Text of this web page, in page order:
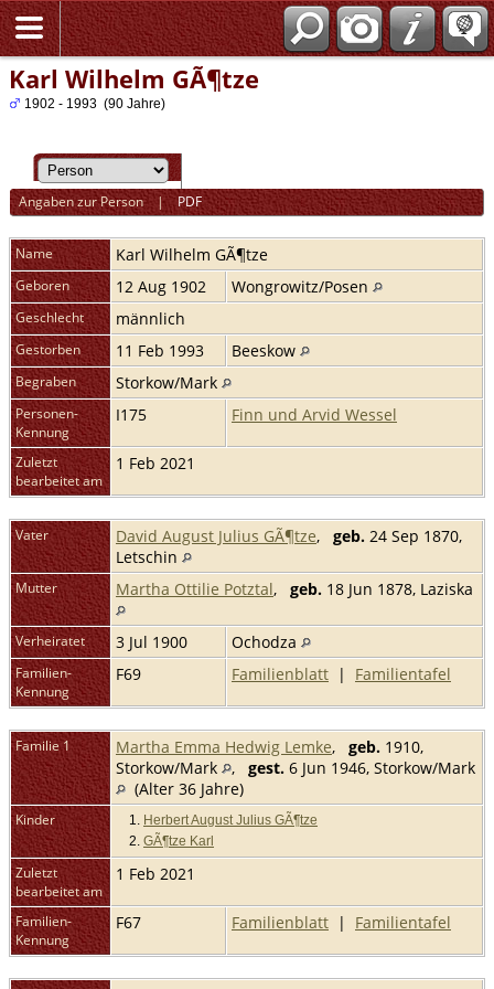
Karl Wilhelm GÃ¶tze
1902 - 1993 (90 Jahre)
Angaben zur Person|PDF
Name Karl Wilhelm GÃ¶tze
Geboren 12 Aug 1902 Wongrowitz/Posen
Geschlecht männlich
Gestorben 11 Feb 1993 Beeskow
Begraben Storkow/Mark
Personen-
Kennung
I175 Finn und Arvid Wessel
Zuletzt
bearbeitet am
1 Feb 2021
Vater David August Julius GÃ¶tze, geb. 24 Sep 1870,
Letschin
Mutter Martha Ottilie Potztal, geb. 18 Jun 1878, Laziska
Verheiratet 3 Jul 1900 Ochodza
Familien-
Kennung
F69 Familienblatt | Familientafel
Familie 1 Martha Emma Hedwig Lemke, geb. 1910,
Storkow/Mark
, gest. 6 Jun 1946, Storkow/Mark
(Alter 36 Jahre)
Kinder 1. Herbert August Julius GÃ¶tze
2. GÃ¶tze Karl
Zuletzt
bearbeitet am
1 Feb 2021
Familien-
Kennung
F67 Familienblatt | Familientafel